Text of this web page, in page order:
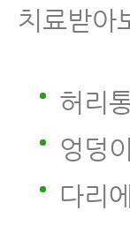
치료받아
허리
엉덩
다리